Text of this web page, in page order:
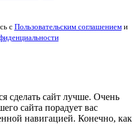
с Пользовательским соглашениеми
сделать сайт лучше. Очень
сайта порадует вас
навигацией. Конечно, как